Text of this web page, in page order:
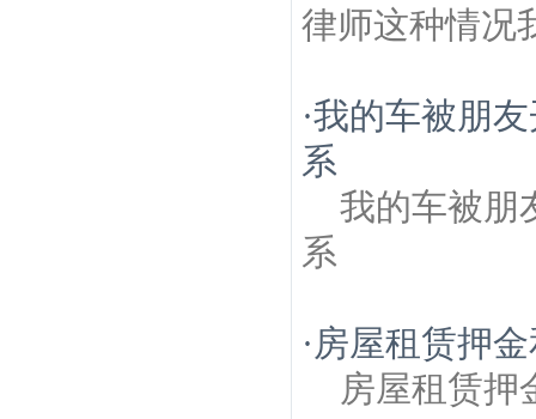
律师这种情况
·我的车被朋
系
我的车被朋
系
· 房屋租赁押
房屋租赁押